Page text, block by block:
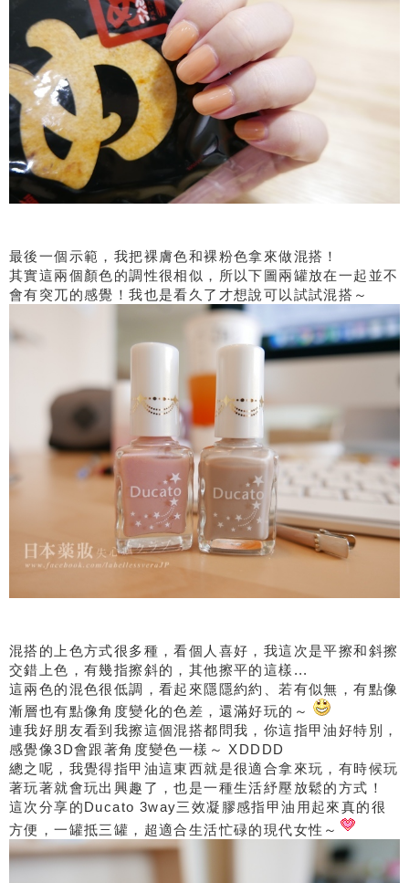
最後一個示範，我把裸膚色和裸粉色拿來做混搭！
其實這兩個顏色的調性很相似，所以下圖兩罐放在一起並不
會有突兀的感覺！我也是看久了才想說可以試試混搭～
混搭的上色方式很多種，看個人喜好，我這次是平擦和斜擦
交錯上色，有幾指擦斜的，其他擦平的這樣...
這兩色的混色很低調，看起來隱隱約約、若有似無，有點像
漸層也有點像角度變化的色差，還滿好玩的～
連我好朋友看到我擦這個混搭都問我，你這指甲油好特別，
感覺像3D會跟著角度變色一樣～ XDDDD
總之呢，我覺得指甲油這東西就是很適合拿來玩，有時候玩
著玩著就會玩出興趣了，也是一種生活紓壓放鬆的方式！
這次分享的Ducato 3way三效凝膠感指甲油用起來真的很
方便，一罐抵三罐，超適合生活忙碌的現代女性～